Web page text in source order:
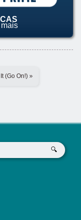
(Go On!) »